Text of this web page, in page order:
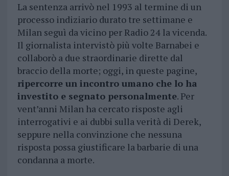
La sentenza arrivò nel 1993 al termine di un
processo indiziario durato tre settimane e
Milan seguì da vicino per Radio 24 la vicenda.
Il giornalista intervistò più volte Barnabei e
collaborò a due straordinarie dirette dal
braccio della morte; oggi, in queste pagine,
ripercorre un incontro umano che lo ha
investito e segnato personalmente. Per
vent’anni Milan ha cercato risposte agli
interrogativi e ai dubbi sulla verità di Derek,
seppure nella convinzione che nessuna
risposta possa giustificare la barbarie di una
condanna a morte.